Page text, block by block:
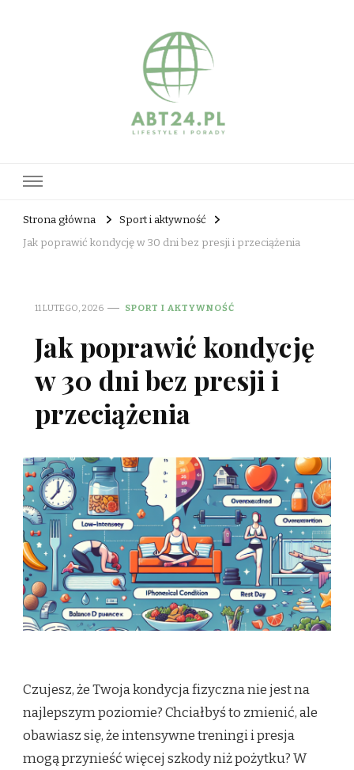
Strona główna
Sport i aktywność
Jak poprawić kondycję w 30 dni bez presji i przeciążenia
11 LUTEGO, 2026 SPORT I AKTYWNOŚĆ
Jak poprawić kondycję
w 30 dni bez presji i
przeciążenia
Czujesz, że Twoja kondycja fizyczna nie jest na
najlepszym poziomie? Chciałbyś to zmienić, ale
obawiasz się, że intensywne treningi i presja
mogą przynieść więcej szkody niż pożytku? W